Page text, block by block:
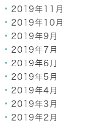
2019年11月
2019年10月
2019年9月
2019年7月
2019年6月
2019年5月
2019年4月
2019年3月
2019年2月